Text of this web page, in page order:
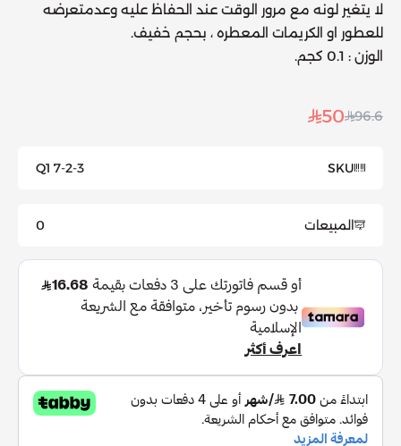
لا يتغير لونه مع مرور الوقت عند الحفاظ عليه وعدمتعرضه
للعطور او الكريمات المعطره ، بحجم خفيف.
الوزن : 0.1 كجم.
96.6
50
SKU
Q1 7-2-3
المبيعات 0